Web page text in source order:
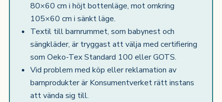
80×60 cm i höjt bottenläge, mot omkring
105×60 cm i sänkt läge.
Textil till barnrummet, som babynest och
sängkläder, är tryggast att välja med certifiering
som Oeko-Tex Standard 100 eller GOTS.
Vid problem med köp eller reklamation av
barnprodukter är Konsumentverket rätt instans
att vända sig till.